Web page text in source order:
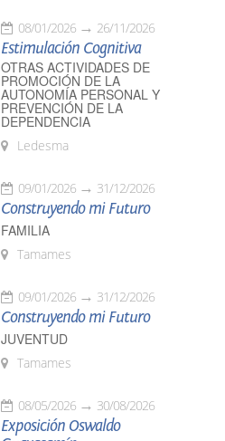
08/01/2026 26/11/2026
Estimulación Cognitiva
OTRAS ACTIVIDADES DE
PROMOCIÓN DE LA
AUTONOMÍA PERSONAL Y
PREVENCIÓN DE LA
DEPENDENCIA
Ledesma
09/01/2026 31/12/2026
Construyendo mi Futuro
FAMILIA
Tamames
09/01/2026 31/12/2026
Construyendo mi Futuro
JUVENTUD
Tamames
08/05/2026 30/08/2026
Exposición Oswaldo